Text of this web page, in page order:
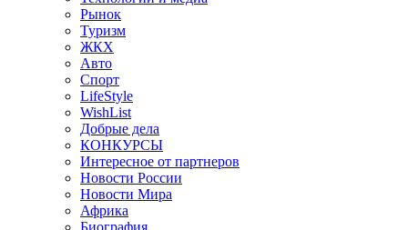
Рынок
Туризм
ЖКХ
Авто
Спорт
LifeStyle
WishList
Добрые дела
КОНКУРСЫ
Интересное от партнеров
Новости России
Новости Мира
Африка
Биография